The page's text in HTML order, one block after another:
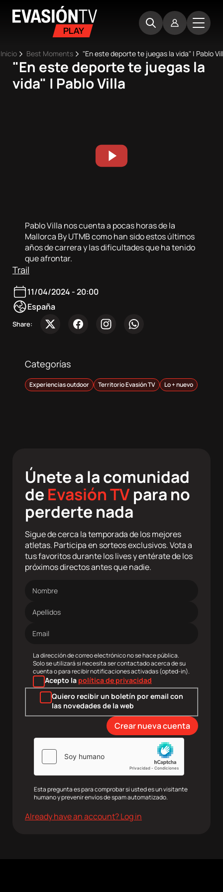
Ruta
navegación
Inicio Best Moments "En este deporte te juegas la vida" | Pablo
"En este deporte te juegas la
vida" | Pablo Villa
Pablo Villa nos cuenta a pocas horas de la
Mallorca By UTMB como han sido estos últimos
años de carrera y las dificultades que ha tenido
que afrontar.
Trail
11/04/2024 - 20:00
España
Share:
Categorías
Experiencias outdoor Territorio Evasión TV Lo + nuevo
Únete a la comunidad
de Evasión TVpara no
perderte nada
Sigue de cerca la temporada de los mejores
atletas. Participa en sorteos exclusivos. Vota a
tus favoritos durante los lives y entérate de los
próximos directos antes que nadie.
de
electrónico
La dirección de correo electrónico no se hace pública.
Solo se utilizará si necesita ser contactado acerca de su
cuenta o para recibir notificaciones activadas (opted-in).
Acepto la política de privacidad
Quiero recibir un boletín por email con
las novedades de la web
Esta pregunta es para comprobar si usted es un visitante
humano y prevenir envíos de spam automatizado.
Already have an account? Log in
Main
navigation
Inicio
Sobre
nosotros
Contacta
Atletas
DocuSeries